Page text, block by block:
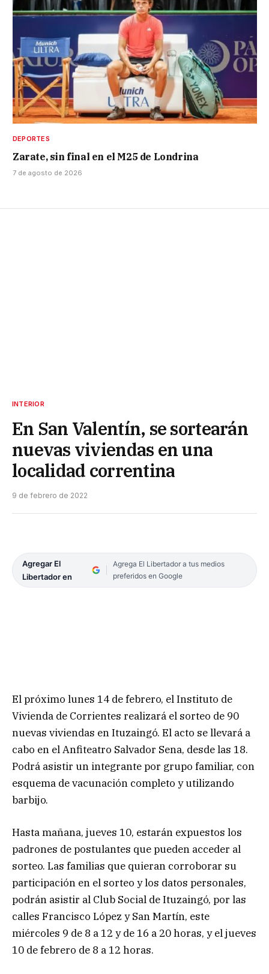
DEPORTES
Zarate, sin final en el M25 de Londrina
7 de agosto de 2026
INTERIOR
En San Valentín, se sortearán
nuevas viviendas en una
localidad correntina
9 de febrero de 2022
Agregar El
Libertador en
Agrega El Libertador a tus medios
preferidos en Google
El próximo lunes 14 de febrero, el Instituto de
Vivienda de Corrientes realizará el sorteo de 90
nuevas viviendas en Ituzaingó. El acto se llevará a
cabo en el Anfiteatro Salvador Sena, desde las 18.
Podrá asistir un integrante por grupo familiar, con
esquema de vacunación completo y utilizando
barbijo.
Hasta mañana, jueves 10, estarán expuestos los
padrones de postulantes que pueden acceder al
sorteo. Las familias que quieran corroborar su
participación en el sorteo y los datos personales,
podrán asistir al Club Social de Ituzaingó, por las
calles Francisco López y San Martín, este
miércoles 9 de 8 a 12 y de 16 a 20 horas, y el jueves
10 de febrero de 8 a 12 horas.